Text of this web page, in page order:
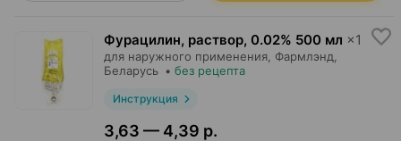
Фурацилин, раствор, 0.02% 500 мл ×1
для наружного применения, Фармлэнд
Беларусь • без рецепта
Инструкция
3,63 — 4,39 р.